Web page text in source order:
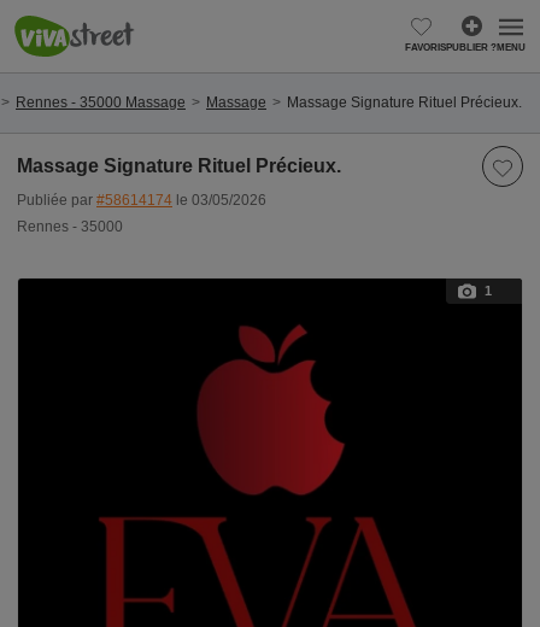
FAVORISPUBLIER ?MENU
Rennes - 35000 Massage Massage Massage Signature Rituel Précieux.
Massage Signature Rituel Précieux.
Publiée par #58614174 le 03/05/2026
Rennes - 35000
1